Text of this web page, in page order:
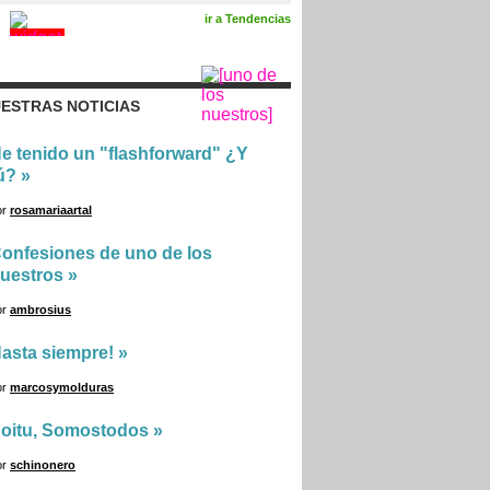
ir a Tendencias
NOTICIAS
tenido un "flashforward" ¿Y
»
rosamariaartal
de uno de los
»
ambrosius
siempre! »
marcosymolduras
Somostodos »
schinonero